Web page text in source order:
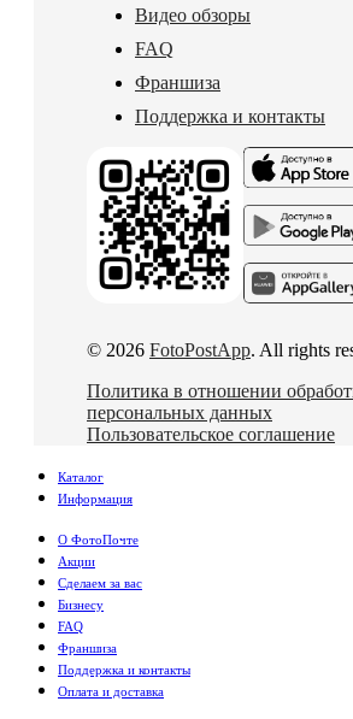
Видео обзоры
FAQ
Франшиза
Поддержка и контакты
© 2026 FotoPostApp. All rights
Политика в отношении
персональных данных
Пользовательское соглашение
Каталог
Информация
О ФотоПочте
Акции
Сделаем за вас
Бизнесу
FAQ
Франшиза
Поддержка и контакты
Оплата и доставка